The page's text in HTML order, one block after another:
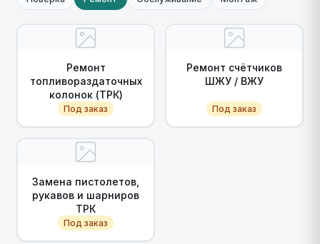
Ремонт
топливораздаточных
колонок (ТРК)
Под заказ
Ремонт счётчиков
ШЖУ / ВЖУ
Под заказ
Замена пистолетов,
рукавов и шарниров
ТРК
Под заказ